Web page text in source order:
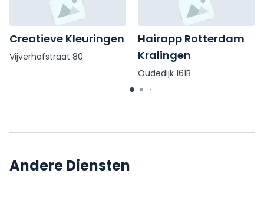
Creatieve Kleuringen
Vijverhofstraat 80
Hairapp Rotterdam
Kralingen
Oudedijk 161B
Andere Diensten